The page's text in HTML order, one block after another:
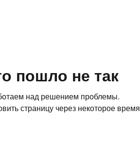
пошло не так
над решением проблемы.
страницу через некоторое время